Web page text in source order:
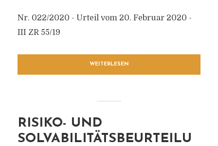
Nr. 022/2020 - Urteil vom 20. Februar 2020 -
III ZR 55/19
WEITERLESEN
RISIKO- UND
SOLVABILITÄTSBEURTEILU